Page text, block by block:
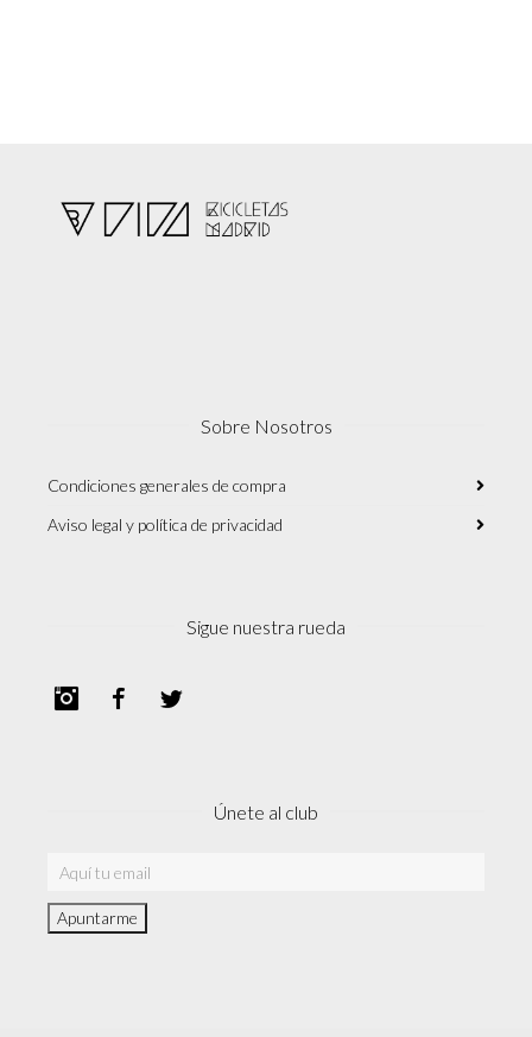
Sobre Nosotros
Condiciones generales de compra
Aviso legal y política de privacidad
Sigue nuestra rueda
InstagramFacebook
Únete al club